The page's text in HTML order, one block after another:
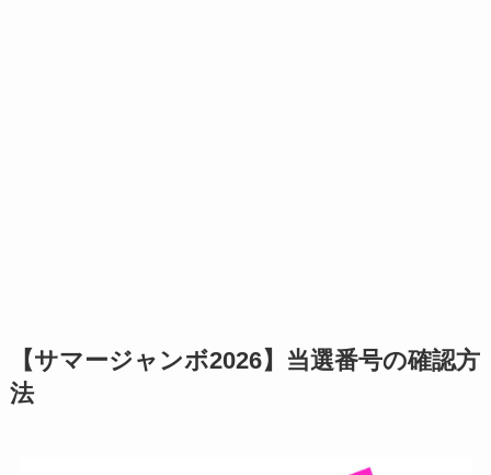
【サマージャンボ2026】当選番号の確認方
法